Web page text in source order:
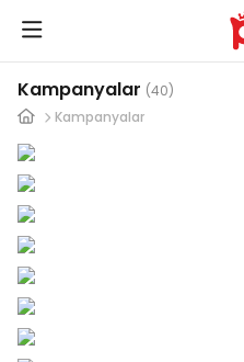
Kampanyalar (40)
Kampanyalar